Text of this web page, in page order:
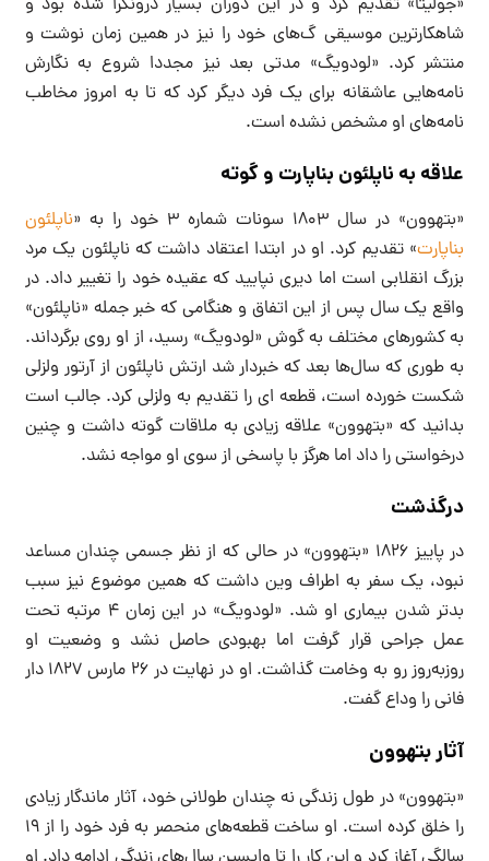
«جولیتا» تقدیم کرد و در این دوران بسیار درونگرا شده بود و
شاهکارترین موسیقی گ‌های خود را نیز در همین زمان نوشت و
منتشر کرد. «لودویگ» مدتی بعد نیز مجددا شروع به نگارش
نامه‌هایی عاشقانه برای یک فرد دیگر کرد که تا به امروز مخاطب
نامه‌های او مشخص نشده است.
علاقه به ناپلئون بناپارت و گوته
«بتهوون» در سال ۱۸۰۳ سونات شماره ۳ خود را به «
ناپلئون
بناپارت» تقدیم کرد. او در ابتدا اعتقاد داشت که ناپلئون یک مرد
بزرگ انقلابی است اما دیری نپایید که عقیده خود را تغییر داد. در
واقع یک سال پس از این اتفاق و هنگامی که خبر جمله «ناپلئون»
به کشورهای مختلف به گوش «لودویگ» رسید، از او روی برگرداند.
به طوری که سال‌ها بعد که خبردار شد ارتش ناپلئون از آرتور ولزلی
شکست خورده است، قطعه ای را تقدیم به ولزلی کرد. جالب است
بدانید که «بتهوون» علاقه زیادی به ملاقات گوته داشت و چنین
درخواستی را داد اما هرگز با پاسخی از سوی او مواجه نشد.
درگذشت
در پاییز ۱۸۲۶ «بتهوون» در حالی که از نظر جسمی چندان مساعد
نبود، یک سفر به اطراف وین داشت که همین موضوع نیز سبب
بدتر شدن بیماری او شد. «لودویگ» در این زمان ۴ مرتبه تحت
عمل جراحی قرار گرفت اما بهبودی حاصل نشد و وضعیت او
روزبه‌روز رو به وخامت گذاشت. او در نهایت در ۲۶ مارس ۱۸۲۷ دار
فانی را وداع گفت.
آثار بتهوون
«بتهوون» در طول زندگی نه چندان طولانی خود، آثار ماندگار زیادی
را خلق کرده است. او ساخت قطعه‌های منحصر به فرد خود را از ۱۹